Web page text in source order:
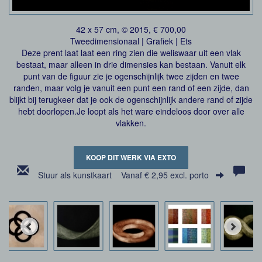
42 x 57 cm, © 2015, € 700,00
Tweedimensionaal | Grafiek | Ets
Deze prent laat laat een ring zien die weliswaar uit een vlak
bestaat, maar alleen in drie dimensies kan bestaan. Vanuit elk
punt van de figuur zie je ogenschijnlijk twee zijden en twee
randen, maar volg je vanuit een punt een rand of een zijde, dan
blijkt bij terugkeer dat je ook de ogenschijnlijk andere rand of zijde
hebt doorlopen.Je loopt als het ware eindeloos door over alle
vlakken.
KOOP DIT WERK VIA EXTO
Stuur als kunstkaart Vanaf € 2,95 excl. porto